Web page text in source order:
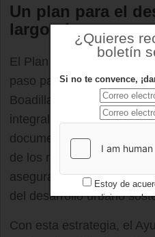
Un plan para el
largo plazo
El Plan de Actuación
paso para implementar la
Boadilla, que busca un
integral e innovador en el
documento estratégico
de los retos y
asegurar la adaptación
del desarrollo urbano
Con esta estrategia, el
¿Quieres
boletín
Si no te convence,
Estoy de
condicionesy los